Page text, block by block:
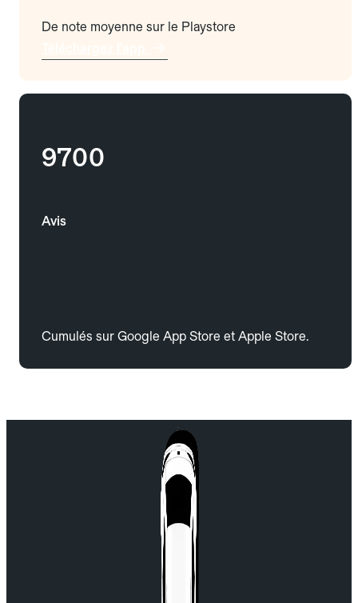
De note moyenne sur le Playstore
9700
Avis
Cumulés sur Google App Store et Apple Store.